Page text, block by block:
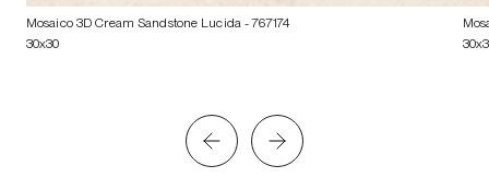
Mosaico 3D Cream Sandstone Lucida- 767174
30x30